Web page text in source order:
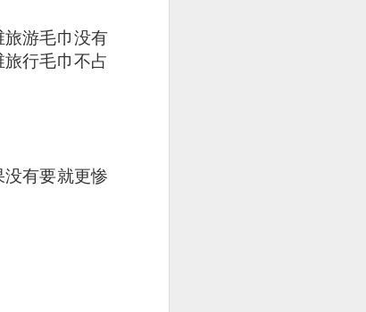
游毛巾没有
行毛巾不占
有要就更惨